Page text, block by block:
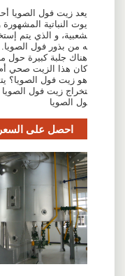
يعد زيت فول الصويا
يوت النباتية المشهورة
شعبية، و الذي يتم
ه من بذور فول
هناك جلبة كبيرة حول ما
كان هذا الزيت صحي
هو زيت فول الصويا؟
تخراج زيت فول
ول الصويا
احصل على السعر